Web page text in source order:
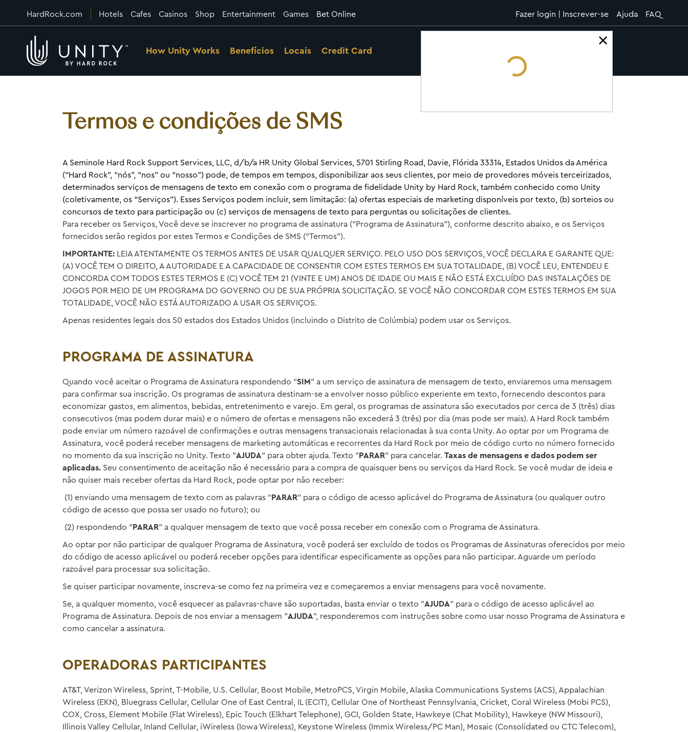
HardRock.com Hotels Cafes Casinos Shop Entertainment Games Bet Online Fazer login | Inscrever-se Ajuda FAQ
How Unity Works Benefícios Locais Credit Card
Termos e condições de SMS
A Seminole Hard Rock Support Services, LLC, d/b/a HR Unity Global Services, 5701 Stirling Road, Davie, Flórida 33314, Estados Unidos da América
(“Hard Rock”, “nós”, “nos” ou “nosso”) pode, de tempos em tempos, disponibilizar aos seus clientes, por meio de provedores móveis terceirizados,
determinados serviços de mensagens de texto em conexão com o programa de fidelidade Unity by Hard Rock, também conhecido como Unity
(coletivamente, os “Serviços”). Esses Serviços podem incluir, sem limitação: (a) ofertas especiais de marketing disponíveis por texto, (b) sorteios ou
concursos de texto para participação ou (c) serviços de mensagens de texto para perguntas ou solicitações de clientes.
Para receber os Serviços, Você deve se inscrever no programa de assinatura (“Programa de Assinatura”), conforme descrito abaixo, e os Serviços
fornecidos serão regidos por estes Termos e Condições de SMS (“Termos”).
IMPORTANTE: LEIA ATENTAMENTE OS TERMOS ANTES DE USAR QUALQUER SERVIÇO. PELO USO DOS SERVIÇOS, VOCÊ DECLARA E GARANTE QUE:
(A) VOCÊ TEM O DIREITO, A AUTORIDADE E A CAPACIDADE DE CONSENTIR COM ESTES TERMOS EM SUA TOTALIDADE, (B) VOCÊ LEU, ENTENDEU E
CONCORDA COM TODOS ESTES TERMOS E (C) VOCÊ TEM 21 (VINTE E UM) ANOS DE IDADE OU MAIS E NÃO ESTÁ EXCLUÍDO DAS INSTALAÇÕES DE
JOGOS POR MEIO DE UM PROGRAMA DO GOVERNO OU DE SUA PRÓPRIA SOLICITAÇÃO. SE VOCÊ NÃO CONCORDAR COM ESTES TERMOS EM SUA
TOTALIDADE, VOCÊ NÃO ESTÁ AUTORIZADO A USAR OS SERVIÇOS.
Apenas residentes legais dos 50 estados dos Estados Unidos (incluindo o Distrito de Colúmbia) podem usar os Serviços.
PROGRAMA DE ASSINATURA
Quando você aceitar o Programa de Assinatura respondendo “SIM” a um serviço de assinatura de mensagem de texto, enviaremos uma mensagem
para confirmar sua inscrição. Os programas de assinatura destinam-se a envolver nosso público experiente em texto, fornecendo descontos para
economizar gastos, em alimentos, bebidas, entretenimento e varejo. Em geral, os programas de assinatura são executados por cerca de 3 (três) dias
consecutivos (mas podem durar mais) e o número de ofertas e mensagens não excederá 3 (três) por dia (mas pode ser mais). A Hard Rock também
pode enviar um número razoável de confirmações e outras mensagens transacionais relacionadas à sua conta Unity. Ao optar por um Programa de
Assinatura, você poderá receber mensagens de marketing automáticas e recorrentes da Hard Rock por meio de código curto no número fornecido
no momento da sua inscrição no Unity. Texto "AJUDA" para obter ajuda. Texto " PARAR" para cancelar. Taxas de mensagens e dados podem ser
aplicadas. Seu consentimento de aceitação não é necessário para a compra de quaisquer bens ou serviços da Hard Rock. Se você mudar de ideia e
não quiser mais receber ofertas da Hard Rock, pode optar por não receber:
(1) enviando uma mensagem de texto com as palavras “ PARAR” para o código de acesso aplicável do Programa de Assinatura (ou qualquer outro
código de acesso que possa ser usado no futuro); ou
(2) respondendo “ PARAR” a qualquer mensagem de texto que você possa receber em conexão com o Programa de Assinatura.
Ao optar por não participar de qualquer Programa de Assinatura, você poderá ser excluído de todos os Programas de Assinaturas oferecidos por meio
do código de acesso aplicável ou poderá receber opções para identificar especificamente as opções para não participar. Aguarde um período
razoável para processar sua solicitação.
Se quiser participar novamente, inscreva-se como fez na primeira vez e começaremos a enviar mensagens para você novamente.
Se, a qualquer momento, você esquecer as palavras-chave são suportadas, basta enviar o texto "AJUDA" para o código de acesso aplicável ao
Programa de Assinatura. Depois de nos enviar a mensagem "AJUDA", responderemos com instruções sobre como usar nosso Programa de Assinatura e
como cancelar a assinatura.
OPERADORAS PARTICIPANTES
AT&T, Verizon Wireless, Sprint, T-Mobile, U.S. Cellular, Boost Mobile, MetroPCS, Virgin Mobile, Alaska Communications Systems (ACS), Appalachian
Wireless (EKN), Bluegrass Cellular, Cellular One of East Central, IL (ECIT), Cellular One of Northeast Pennsylvania, Cricket, Coral Wireless (Mobi PCS),
COX, Cross, Element Mobile (Flat Wireless), Epic Touch (Elkhart Telephone), GCI, Golden State, Hawkeye (Chat Mobility), Hawkeye (NW Missouri),
Illinois Valley Cellular, Inland Cellular, iWireless (Iowa Wireless), Keystone Wireless (Immix Wireless/PC Man), Mosaic (Consolidated ou CTC Telecom),